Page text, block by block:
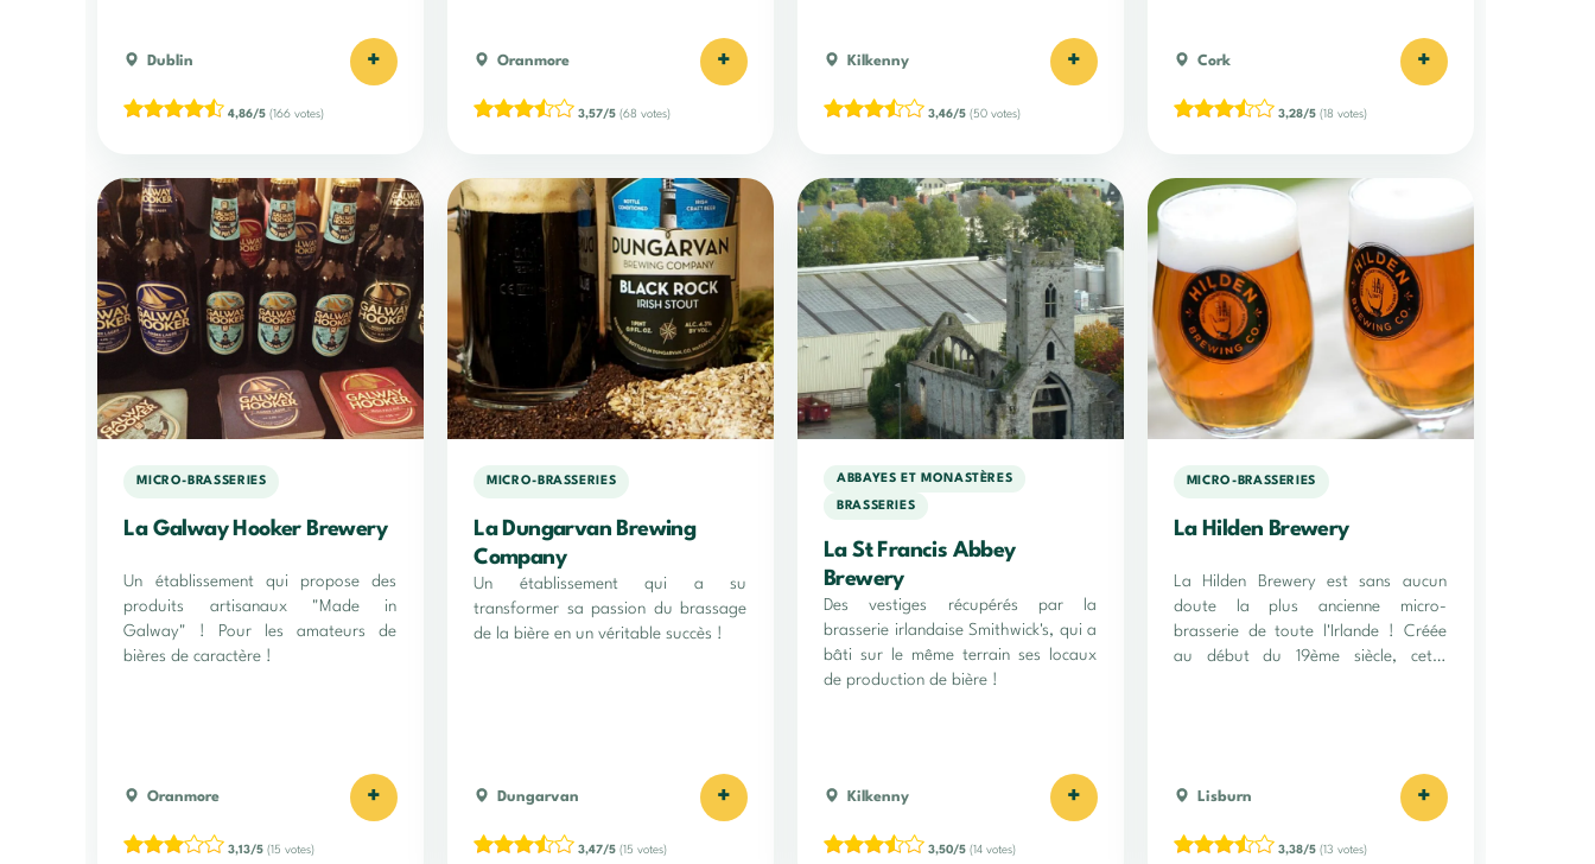
Dublin +
4,86/5 (166 votes)
Oranmore +
3,57/5 (68 votes)
Kilkenny +
3,46/5 (50 votes)
Cork +
3,28/5(18 votes)
MICRO-BRASSERIES
La Galway Hooker Brewery
Un établissement qui propose des
produits artisanaux "Made in
Galway" ! Pour les amateurs de
bières de caractère !
Oranmore +
3,13/5 (15 votes)
MICRO-BRASSERIES
La Dungarvan Brewing
Company
Un établissement qui a su
transformer sa passion du brassage
de la bière en un véritable succès !
Dungarvan +
3,47/5 (15 votes)
ABBAYES ET MONASTÈRES
BRASSERIES
La St Francis Abbey
Brewery
Des vestiges récupérés par la
brasserie irlandaise Smithwick's, qui a
bâti sur le même terrain ses locaux
de production de bière !
Kilkenny +
3,50/5 (14 votes)
MICRO-BRASSERIES
La Hilden Brewery
La Hilden Brewery est sans aucun
doute la plus ancienne micro-
brasserie de toute l'Irlande ! Créée
au début du 19ème siècle, cette
Lisburn +
3,38/5(13 votes)